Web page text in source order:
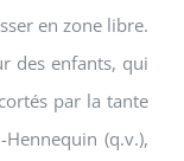
en zone libre.
des enfants, qui
par la tante
(q.v.),